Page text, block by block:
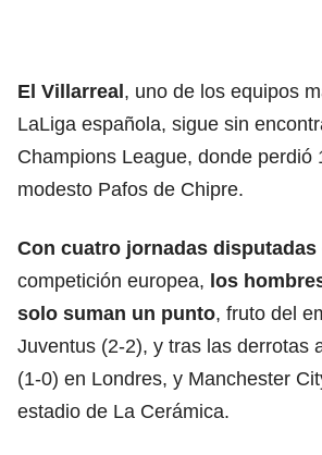
El Villarreal, uno de los equipos
LaLiga española, sigue sin
Champions League, donde perdió
modesto Pafos de Chipre.
Con cuatro jornadas disputadas
competición europea, los
solo suman un punto, fruto del
Juventus (2-2), y tras las derrotas
(1-0) en Londres, y Manchester
estadio de La Cerámica.